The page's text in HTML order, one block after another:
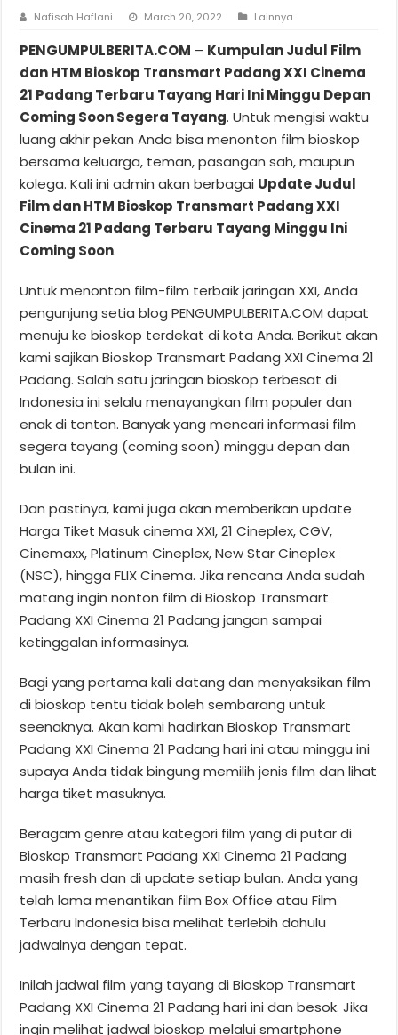
Nafisah Haflani March 20, 2022 Lainnya
PENGUMPULBERITA.COM – Kumpulan Judul Film
dan HTM Bioskop Transmart Padang XXI Cinema
21 Padang Terbaru Tayang Hari Ini Minggu Depan
Coming Soon Segera Tayang. Untuk mengisi waktu
luang akhir pekan Anda bisa menonton film bioskop
bersama keluarga, teman, pasangan sah, maupun
kolega. Kali ini admin akan berbagai Update Judul
Film dan HTM Bioskop Transmart Padang XXI
Cinema 21 Padang Terbaru Tayang Minggu Ini
Coming Soon.
Untuk menonton film-film terbaik jaringan XXI, Anda
pengunjung setia blog PENGUMPULBERITA.COM dapat
menuju ke bioskop terdekat di kota Anda. Berikut akan
kami sajikan Bioskop Transmart Padang XXI Cinema 21
Padang. Salah satu jaringan bioskop terbesat di
Indonesia ini selalu menayangkan film populer dan
enak di tonton. Banyak yang mencari informasi film
segera tayang (coming soon) minggu depan dan
bulan ini.
Dan pastinya, kami juga akan memberikan update
Harga Tiket Masuk cinema XXI, 21 Cineplex, CGV,
Cinemaxx, Platinum Cineplex, New Star Cineplex
(NSC), hingga FLIX Cinema. Jika rencana Anda sudah
matang ingin nonton film di Bioskop Transmart
Padang XXI Cinema 21 Padang jangan sampai
ketinggalan informasinya.
Bagi yang pertama kali datang dan menyaksikan film
di bioskop tentu tidak boleh sembarang untuk
seenaknya. Akan kami hadirkan Bioskop Transmart
Padang XXI Cinema 21 Padang hari ini atau minggu ini
supaya Anda tidak bingung memilih jenis film dan lihat
harga tiket masuknya.
Beragam genre atau kategori film yang di putar di
Bioskop Transmart Padang XXI Cinema 21 Padang
masih fresh dan di update setiap bulan. Anda yang
telah lama menantikan film Box Office atau Film
Terbaru Indonesia bisa melihat terlebih dahulu
jadwalnya dengan tepat.
Inilah jadwal film yang tayang di Bioskop Transmart
Padang XXI Cinema 21 Padang hari ini dan besok. Jika
ingin melihat jadwal bioskop melalui smartphone